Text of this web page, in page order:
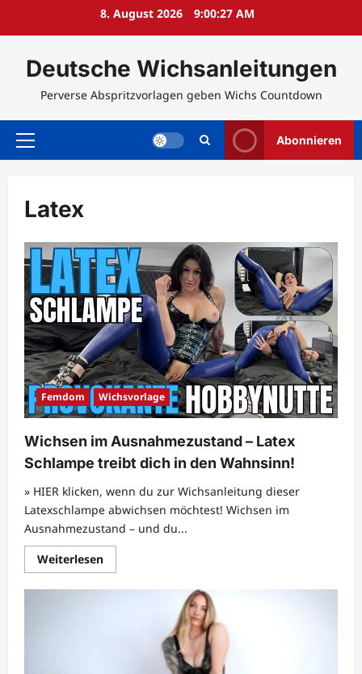
8. August 2026 9:00:28 AM
Deutsche Wichsanleitungen
Perverse Abspritzvorlagen geben Wichs Countdown
Primäres
Abonnieren
Latex
Femdom Wichsvorlage
Wichsen im Ausnahmezustand – Latex
Schlampe treibt dich in den Wahnsinn!
» HIER klicken, wenn du zur Wichsanleitung dieser
Latexschlampe abwichsen möchtest! Wichsen im
Ausnahmezustand – und du...
WeiterlesenMehr
Informationen
Wichsen
Ausnahmezustand